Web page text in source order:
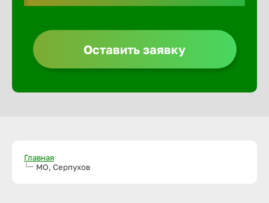
Оставить заявку
Главная
МО, Серпухов